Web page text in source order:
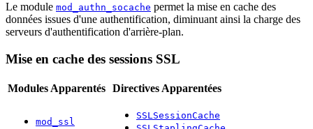
Le module mod_authn_socache permet la mise en cache des
données issues d'une authentification, diminuant ainsi la charge des
serveurs d'authentification d'arrière-plan.
Mise en cache des sessions SSL
Modules Apparentés Directives Apparentées
mod_ssl
SSLSessionCache